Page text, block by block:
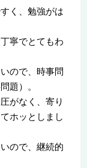
く、勉強がは
寧でとてもわ
ので、時事問
題）。
がなく、寄り
ホッとしまし
ので、継続的